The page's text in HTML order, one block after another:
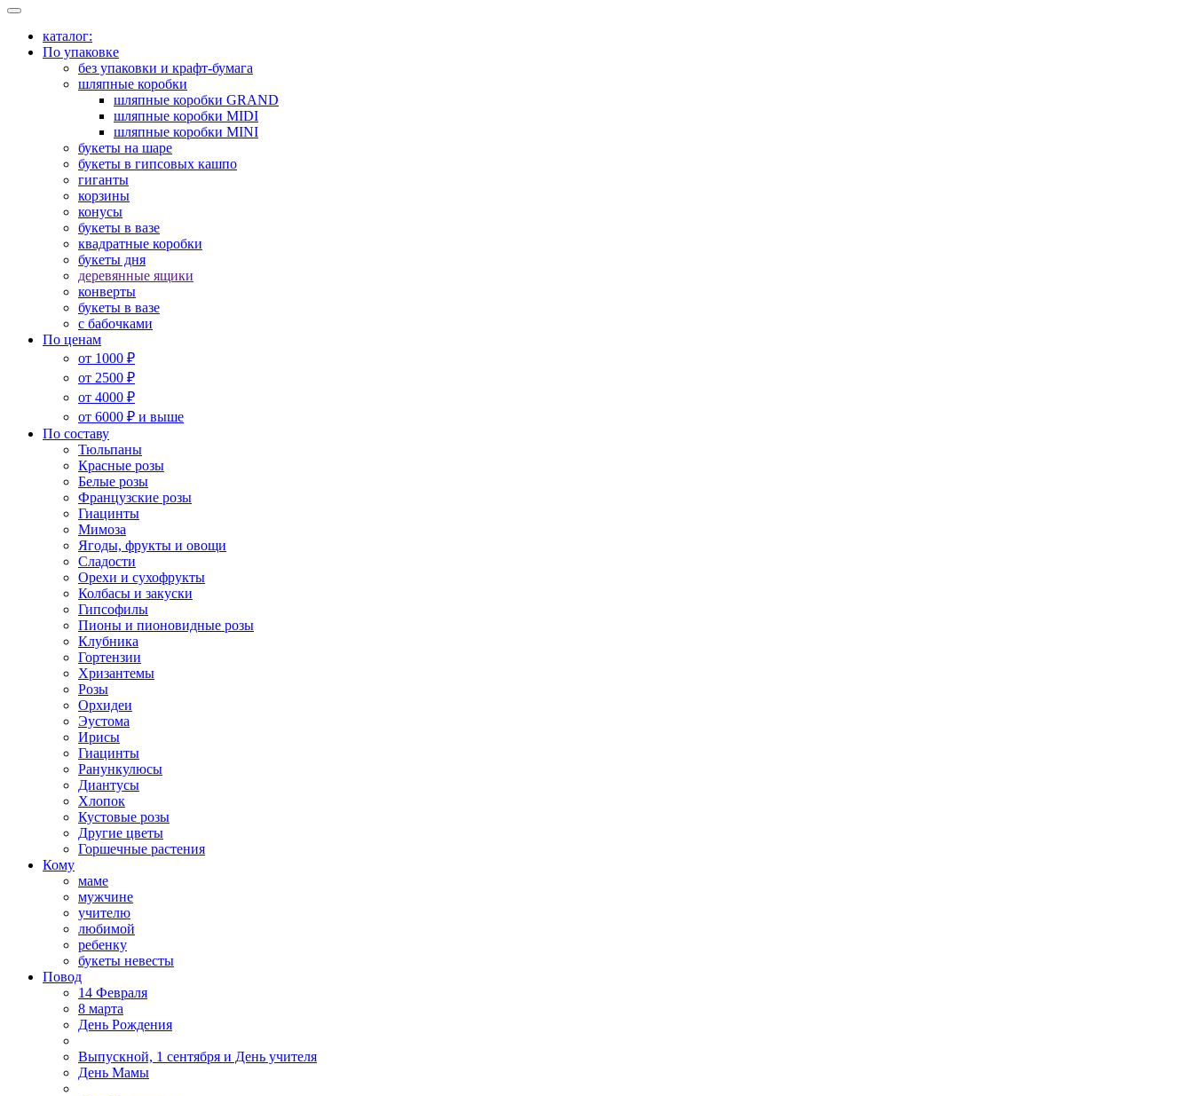
каталог:
По упаковке
без упаковки и крафт-бумага
шляпные коробки
шляпные коробки GRAND
шляпные коробки MIDI
шляпные коробки MINI
букеты на шаре
букеты в гипсовых кашпо
гиганты
корзины
конусы
букеты в вазе
квадратные коробки
букеты дня
деревянные ящики
конверты
букеты в вазе
с бабочками
По ценам
от 1000 ₽
от 2500 ₽
от 4000 ₽
от 6000 ₽ и выше
По составу
Тюльпаны
Красные розы
Белые розы
Французские розы
Гиацинты
Мимоза
Ягоды, фрукты и овощи
Сладости
Орехи и сухофрукты
Колбасы и закуски
Гипсофилы
Пионы и пионовидные розы
Клубника
Гортензии
Хризантемы
Розы
Орхидеи
Эустома
Ирисы
Гиацинты
Ранункулюсы
Диантусы
Хлопок
Кустовые розы
Другие цветы
Горшечные растения
Кому
маме
мужчине
учителю
любимой
ребенку
букеты невесты
Повод
14 Февраля
8 марта
День Рождения
Выпускной, 1 сентября и День учителя
День Мамы